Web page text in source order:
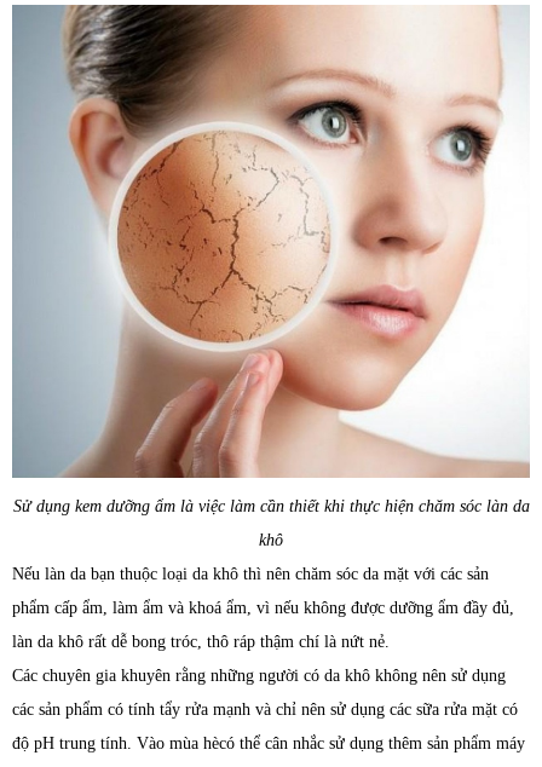
Sử dụng kem dưỡng ẩm là việc làm cần thiết khi thực hiện chăm sóc làn da
khô
Nếu làn da bạn thuộc loại da khô thì nên chăm sóc da mặt với các sản
phẩm cấp ẩm, làm ẩm và khoá ẩm, vì nếu không được dưỡng ẩm đầy đủ,
làn da khô rất dễ bong tróc, thô ráp thậm chí là nứt nẻ.
Các chuyên gia khuyên rằng những người có da khô không nên sử dụng
các sản phẩm có tính tẩy rửa mạnh và chỉ nên sử dụng các sữa rửa mặt có
độ pH trung tính. Vào mùa hècó thể cân nhắc sử dụng thêm sản phẩm máy